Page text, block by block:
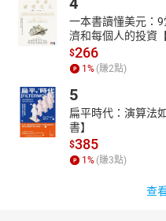
一本書讀懂美元：
濟和每個人的投資
$266
1% (賺2點)
5
扁平時代：演算法
書】
$385
1% (賺3點)
查